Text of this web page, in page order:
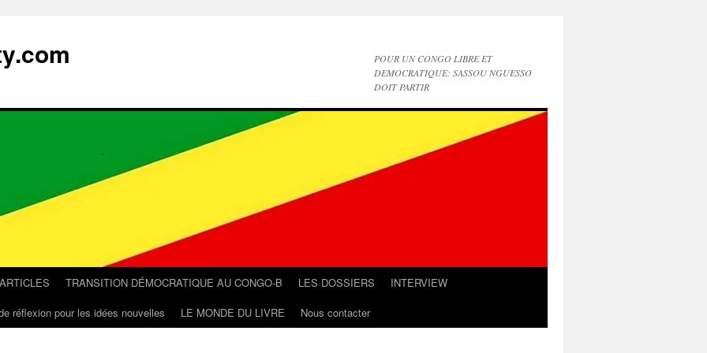
POUR UN CONGO LIBRE ET
DEMOCRATIQUE: SASSOU NGUESSO
DOIT PARTIR
TRANSITION DÉMOCRATIQUE AU CONGO-B LES DOSSIERS
INTERVIEW
réflexion pour les idées nouvelles LE MONDE DU LIVRE Nous contacter